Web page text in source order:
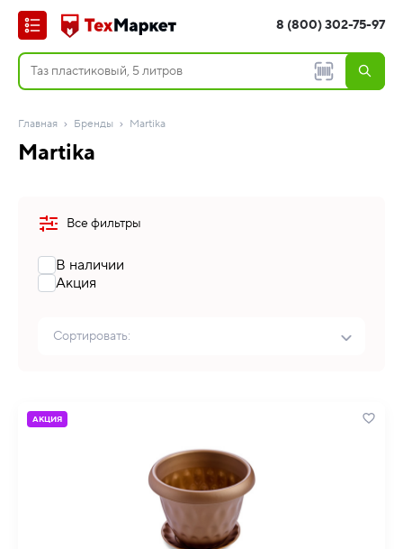
8 (800) 302-75-97
Главная Бренды Martika
Martika
Все фильтры
В наличии
Акция
Сортировать:
АКЦИЯ